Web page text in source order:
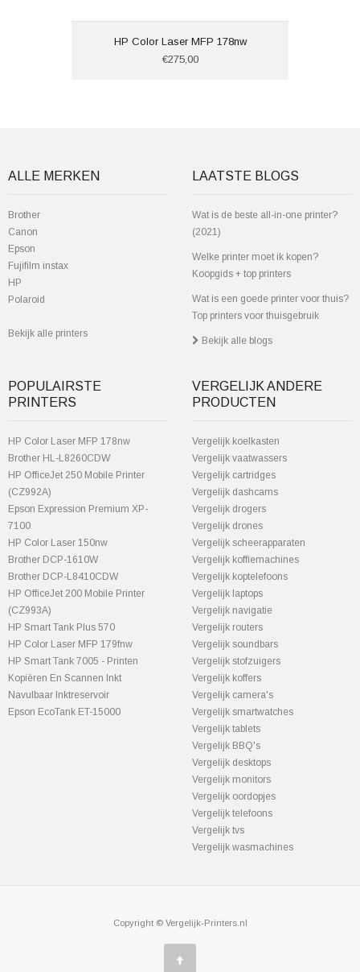
HP Color Laser MFP 178nw
€275,00
ALLE MERKEN
Brother
Canon
Epson
Fujifilm instax
HP
Polaroid
Bekijk alle printers
LAATSTE BLOGS
Wat is de beste all-in-one printer?
(2021)
Welke printer moet ik kopen?
Koopgids + top printers
Wat is een goede printer voor thuis?
Top printers voor thuisgebruik
Bekijk alle blogs
POPULAIRSTE
PRINTERS
HP Color Laser MFP 178nw
Brother HL-L8260CDW
HP OfficeJet 250 Mobile Printer
(CZ992A)
Epson Expression Premium XP-
7100
HP Color Laser 150nw
Brother DCP-1610W
Brother DCP-L8410CDW
HP OfficeJet 200 Mobile Printer
(CZ993A)
HP Smart Tank Plus 570
HP Color Laser MFP 179fnw
HP Smart Tank 7005 - Printen
Kopiëren En Scannen Inkt
Navulbaar Inktreservoir
Epson EcoTank ET-15000
VERGELIJK ANDERE
PRODUCTEN
Vergelijk koelkasten
Vergelijk vaatwassers
Vergelijk cartridges
Vergelijk dashcams
Vergelijk drogers
Vergelijk drones
Vergelijk scheerapparaten
Vergelijk koffiemachines
Vergelijk koptelefoons
Vergelijk laptops
Vergelijk navigatie
Vergelijk routers
Vergelijk soundbars
Vergelijk stofzuigers
Vergelijk koffers
Vergelijk camera's
Vergelijk smartwatches
Vergelijk tablets
Vergelijk BBQ's
Vergelijk desktops
Vergelijk monitors
Vergelijk oordopjes
Vergelijk telefoons
Vergelijk tvs
Vergelijk wasmachines
Copyright © Vergelijk-Printers.nl